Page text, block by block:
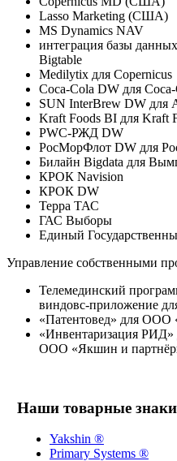
Lasso Marketing (США)
MS Dynamics NAV
интеграция базы
Bigtable
Medilytix для Copernicus
Coca-Cola DW для
SUN InterBrew DW для
Kraft Foods BI для Kraft
PWC-РЖД DW
РосМорФлот DW для
Билайн Bigdata для
КРОК Navision
КРОК DW
Терра ТАС
ГАС Выборы
Единый
Управление собственными
Телемединский
виндовс-приложение
«Патентовед» для
«Инвентаризация
ООО «Якшин и
Наши товарные знаки
Yakshin ®
Primary Systems ®